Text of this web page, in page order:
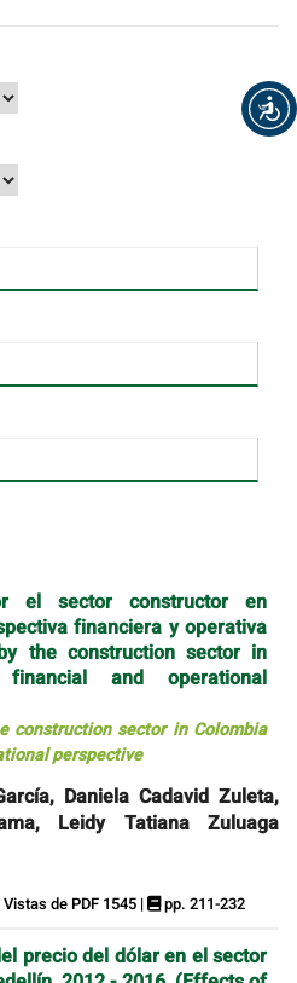
el sector constructor en
financiera y operativa
the construction sector in
and operational
construction sector in Colombia
perspective
Daniela Cadavid Zuleta,
Leidy Tatiana Zuluaga
Vistas de PDF 1545 | pp. 211-232
precio del dólar en el sector